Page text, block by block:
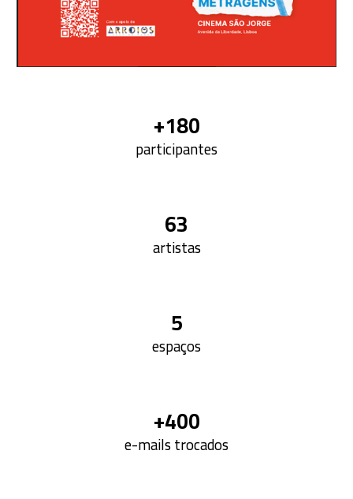
+180
participantes
63
artistas
5
espaços
+400
e-mails trocados